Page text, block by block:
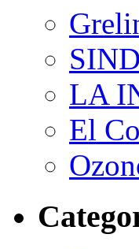
LA
El